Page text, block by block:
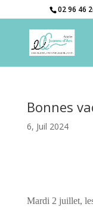
02 96 46
Bonnes
6, Juil 2024
Mardi 2 juillet,